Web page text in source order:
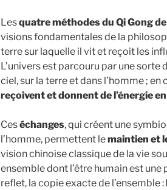
Lesquatre méthodesdu Qi Gong
visions fondamentales de la
terre sur laquelle il vit et reçoit les
L’univers est parcouru par une sorte
ciel, sur la terre et dans l’homme ; en
reçoivent et donnent de l’énergie
Ceséchanges, qui créent une
l’homme, permettent lemaintien et
vision chinoise classique de la vie
ensemble dont l’être humain est
reflet, la copie exacte de l’ensemble :